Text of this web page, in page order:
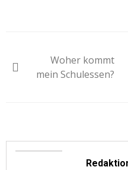
Woher kommt
mein Schulessen?